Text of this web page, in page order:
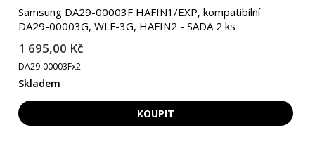
Samsung DA29-00003F HAFIN1/EXP, kompatibilní
DA29-00003G, WLF-3G, HAFIN2 - SADA 2 ks
1 695,00 Kč
DA29-00003Fx2
Skladem